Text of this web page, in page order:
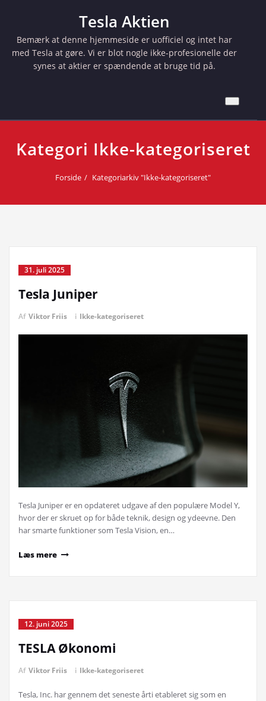
Tesla Aktien
Bemærk at denne hjemmeside er uofficiel og intet har
med Tesla at gøre. Vi er blot nogle ikke-profesionelle der
synes at aktier er spændende at bruge tid på.
Kategori Ikke-kategoriseret
Forside Kategoriarkiv "Ikke-kategoriseret"
31. juli 2025
Tesla Juniper
Af Viktor Friis i Ikke-kategoriseret
Tesla Juniper er en opdateret udgave af den populære Model Y,
hvor der er skruet op for både teknik, design og ydeevne. Den
har smarte funktioner som Tesla Vision, en…
Læs mere
12. juni 2025
TESLA Økonomi
Af Viktor Friis i Ikke-kategoriseret
Tesla, Inc. har gennem det seneste årti etableret sig som en